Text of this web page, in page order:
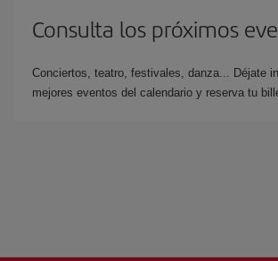
Consulta los próximos
Conciertos, teatro, festivales, danza... Déjate
mejores eventos del calendario y reserva tu